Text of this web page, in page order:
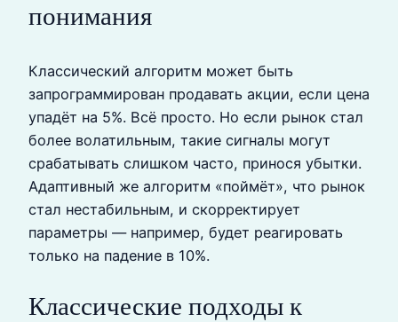
понимания
Классический алгоритм может быть
запрограммирован продавать акции, если цена
упадёт на 5%. Всё просто. Но если рынок стал
более волатильным, такие сигналы могут
срабатывать слишком часто, принося убытки.
Адаптивный же алгоритм «поймёт», что рынок
стал нестабильным, и скорректирует
параметры — например, будет реагировать
только на падение в 10%.
Классические подходы к